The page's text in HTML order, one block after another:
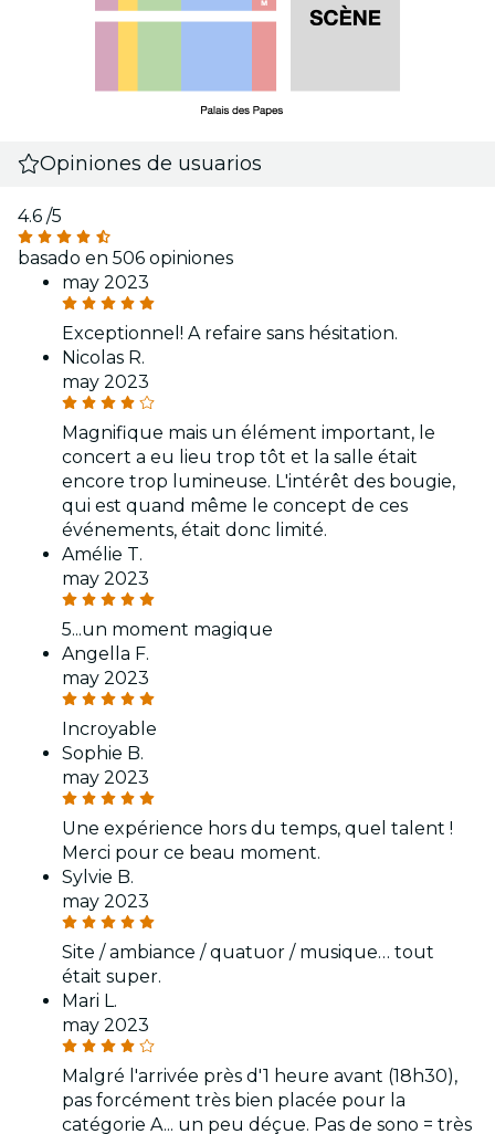
Opiniones de usuarios
4.6 /5
basado en 506 opiniones
may 2023
Exceptionnel! A refaire sans hésitation.
Nicolas R.
may 2023
Magnifique mais un élément important, le
concert a eu lieu trop tôt et la salle était
encore trop lumineuse. L'intérêt des bougie,
qui est quand même le concept de ces
événements, était donc limité.
Amélie T.
may 2023
5...un moment magique
Angella F.
may 2023
Incroyable
Sophie B.
may 2023
Une expérience hors du temps, quel talent !
Merci pour ce beau moment.
Sylvie B.
may 2023
Site / ambiance / quatuor / musique… tout
était super.
Mari L.
may 2023
Malgré l'arrivée près d'1 heure avant (18h30),
pas forcément très bien placée pour la
catégorie A... un peu déçue. Pas de sono = très